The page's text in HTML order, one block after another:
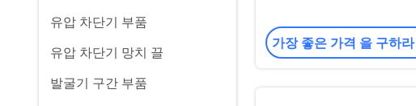
유압 차단기 부품
유압 차단기 망치 끌
발굴기 구간 부품
가장 좋은 가격 을 구하라